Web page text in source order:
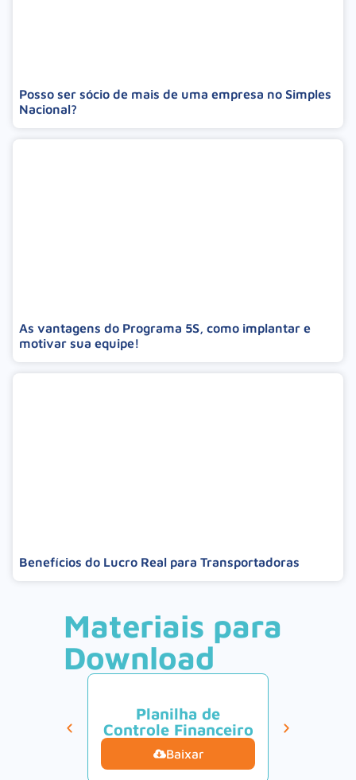
Posso ser sócio de mais de uma empresa no Simples
Nacional?
As vantagens do Programa 5S, como implantar e
motivar sua equipe!
Benefícios do Lucro Real para Transportadoras
Materiais para
Download
Planilha de
Controle Financeiro
Baixar